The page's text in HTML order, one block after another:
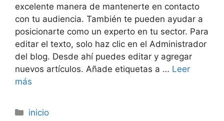
excelente manera de mantenerte en contacto
con tu audiencia. También te pueden ayudar a
posicionarte como un experto en tu sector. Para
editar el texto, solo haz clic en el Administrador
del blog. Desde ahí puedes editar y agregar
nuevos artículos. Añade etiquetas a … Leer
más
inicio